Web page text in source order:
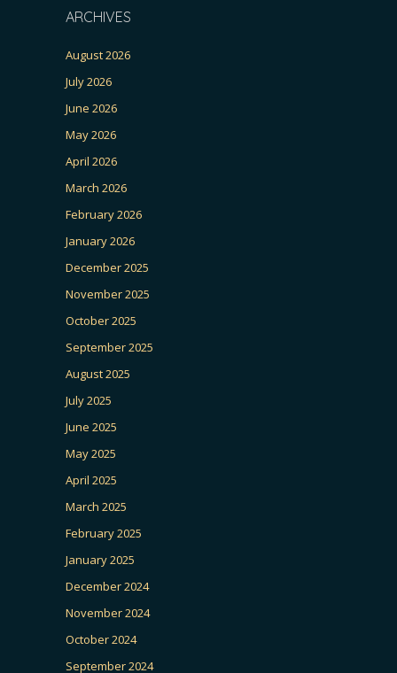
ARCHIVES
August 2026
July 2026
June 2026
May 2026
April 2026
March 2026
February 2026
January 2026
December 2025
November 2025
October 2025
September 2025
August 2025
July 2025
June 2025
May 2025
April 2025
March 2025
February 2025
January 2025
December 2024
November 2024
October 2024
September 2024